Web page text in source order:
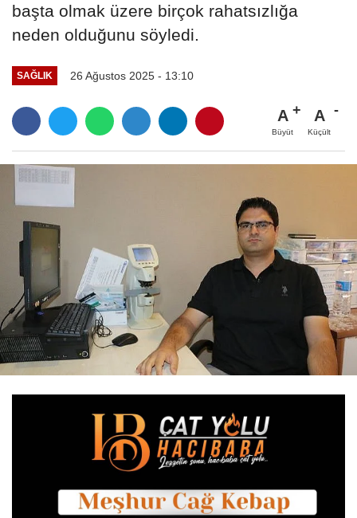
başta olmak üzere birçok rahatsızlığa
neden olduğunu söyledi.
SAĞLIK 26 Ağustos 2025 - 13:10
A
Büyüt
A
Küçült